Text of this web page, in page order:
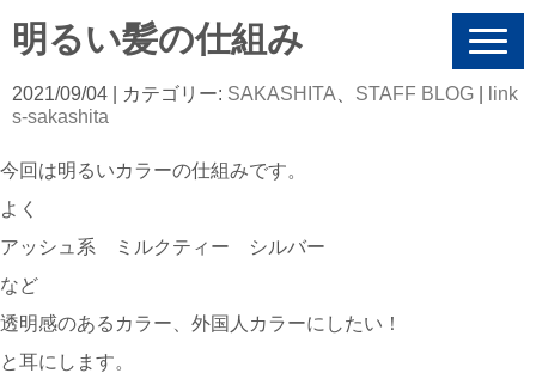
N
v
i
明るい髪の仕組み
2021/09/04 | カテゴリー: SAKASHITA STAFF BLOG
link
s-sakashita
今回は明るいカラーの仕組みです。
よく
アッシュ系 ミルクティー シルバー
など
透明感のあるカラー、外国人カラーにしたい！
と耳にします。